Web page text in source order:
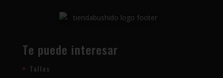
Te puede interesar
Tallas